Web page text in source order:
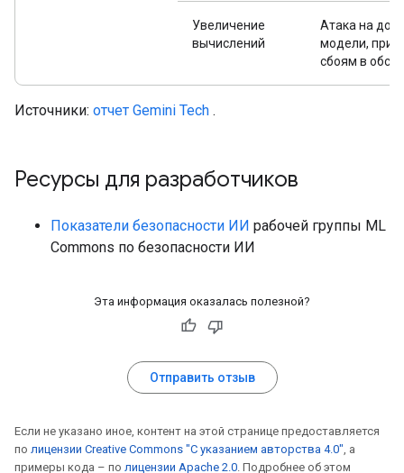
Увеличение
вычислений
Атака на
модели,
сбоям в
Источники: отчет Gemini Tech .
Ресурсы для разработчиков
Показатели безопасности ИИ рабочей группы ML
Commons по безопасности ИИ
Эта информация оказалась полезной?
Отправить отзыв
Если не указано иное, контент на этой странице предоставляется
по лицензии Creative Commons "С указанием авторства 4.0", а
примеры кода – по лицензии Apache 2.0. Подробнее об этом